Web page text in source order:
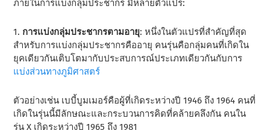
ภายในการแบ่งกลุ่มประชากร มีหลายตัวแปร:
1. การแบ่งกลุ่มประชากรตามอายุ: หนึ่งในตัวแปรที่สําคัญที่สุด
สําหรับการแบ่งกลุ่มประชากรคืออายุ คนรุ่นคือกลุ่มคนที่เกิดใน
ยุคเดียวกันเติบโตมากับประสบการณ์ประเภทเดียวกันกับการ
แบ่งส่วนทางภูมิศาสตร์
ตัวอย่างเช่น เบบี้บูมเมอร์คือผู้ที่เกิดระหว่างปี 1946 ถึง 1964 คนที่
เกิดในรุ่นนี้มีลักษณะและกระบวนการคิดที่คล้ายคลึงกัน คนใน
รุ่น X เกิดระหว่างปี 1965 ถึง 1981